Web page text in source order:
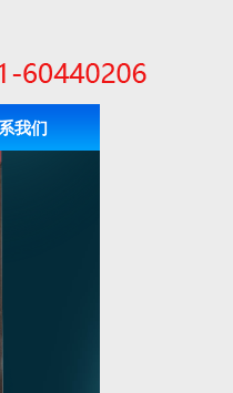
我们